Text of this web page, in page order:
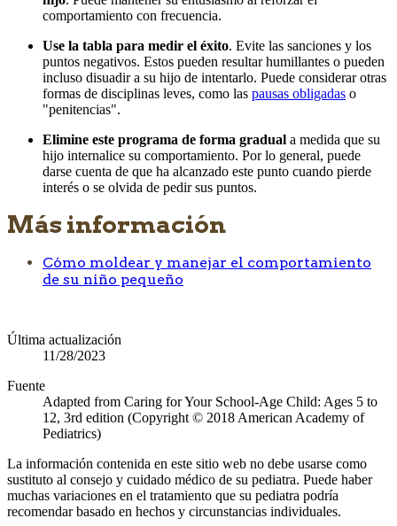
comportamiento con frecuencia.
Use la tabla para medir el éxito. Evite las sanciones y los
puntos negativos. Estos pueden resultar humillantes o pueden
incluso disuadir a su hijo de intentarlo. Puede considerar otras
formas de disciplinas leves, como las pausas obligadas o
"penitencias".
Elimine este programa de forma gradual a medida que su
hijo internalice su comportamiento. Por lo general, puede
darse cuenta de que ha alcanzado este punto cuando pierde
interés o se olvida de pedir sus puntos.
Más información
Cómo moldear y manejar el comportamiento
de su niño pequeño
Última actualización
11/28/2023
Fuente
Adapted from Caring for Your School-Age Child: Ages 5 to
12, 3rd edition (Copyright © 2018 American Academy of
Pediatrics)
La información contenida en este sitio web no debe usarse como
sustituto al consejo y cuidado médico de su pediatra. Puede haber
muchas variaciones en el tratamiento que su pediatra podría
recomendar basado en hechos y circunstancias individuales.